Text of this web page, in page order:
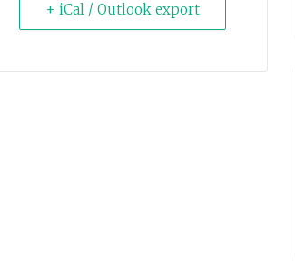
+ iCal / Outlook export